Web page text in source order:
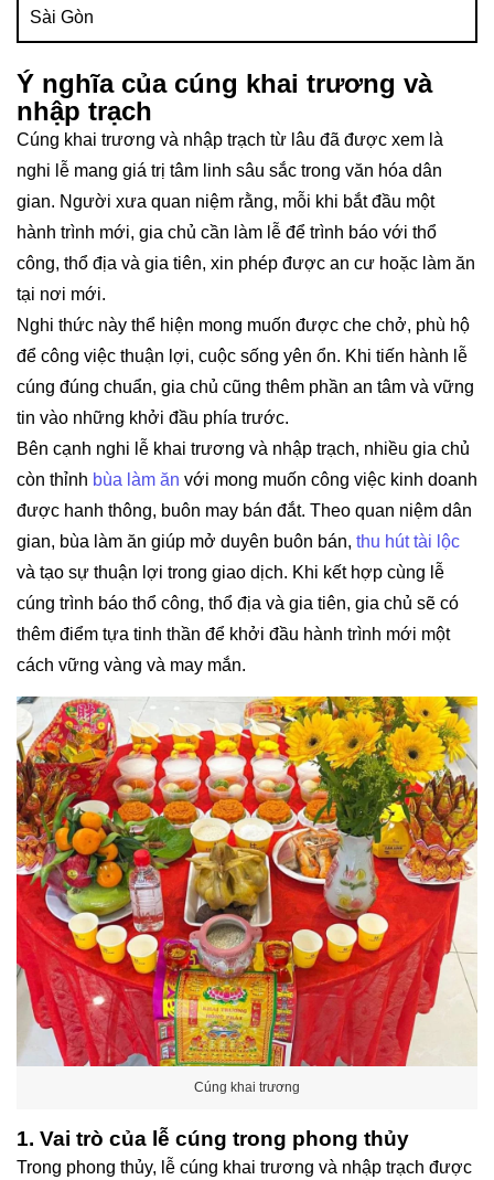
Sài Gòn
Ý nghĩa của cúng khai trương và
nhập trạch
Cúng khai trương và nhập trạch từ lâu đã được xem là
nghi lễ mang giá trị tâm linh sâu sắc trong văn hóa dân
gian. Người xưa quan niệm rằng, mỗi khi bắt đầu một
hành trình mới, gia chủ cần làm lễ để trình báo với thổ
công, thổ địa và gia tiên, xin phép được an cư hoặc làm ăn
tại nơi mới.
Nghi thức này thể hiện mong muốn được che chở, phù hộ
để công việc thuận lợi, cuộc sống yên ổn. Khi tiến hành lễ
cúng đúng chuẩn, gia chủ cũng thêm phần an tâm và vững
tin vào những khởi đầu phía trước.
Bên cạnh nghi lễ khai trương và nhập trạch, nhiều gia chủ
còn thỉnh bùa làm ăn với mong muốn công việc kinh doanh
được hanh thông, buôn may bán đắt. Theo quan niệm dân
gian, bùa làm ăn giúp mở duyên buôn bán, thu hút tài lộc
và tạo sự thuận lợi trong giao dịch. Khi kết hợp cùng lễ
cúng trình báo thổ công, thổ địa và gia tiên, gia chủ sẽ có
thêm điểm tựa tinh thần để khởi đầu hành trình mới một
cách vững vàng và may mắn.
Cúng khai trương
1. Vai trò của lễ cúng trong phong thủy
Trong phong thủy, lễ cúng khai trương và nhập trạch được